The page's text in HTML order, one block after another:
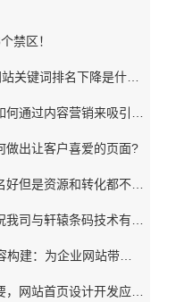
禁区！
做出让客户喜爱的页面?